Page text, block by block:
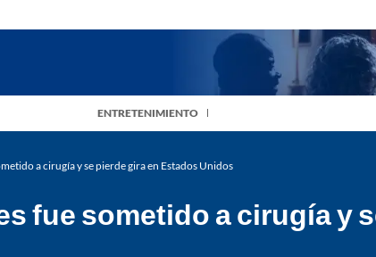
ENTRETENIMIENTO
a cirugía y se pierde gira en Estados Unidos
fue sometido a cirugía y